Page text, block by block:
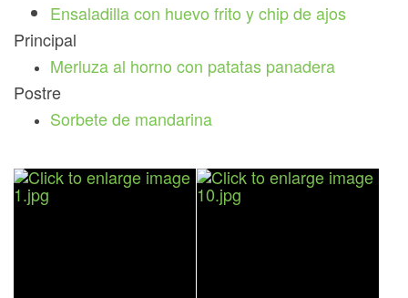
Ensaladilla con huevo frito y chip de ajos
Principal
Merluza al horno con patatas panadera
Postre
Sorbete de mandarina